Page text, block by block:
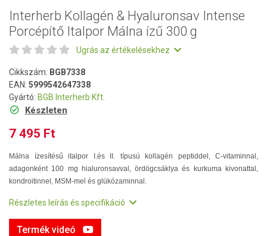
Interherb Kollagén & Hyaluronsav Intense
Porcépítő Italpor Málna ízű 300 g
Ugrás az értékelésekhez
Cikkszám: BGB7338
EAN: 5999542647338
Gyártó: BGB Interherb Kft.
Készleten
7 495 Ft
Málna ízesítésű italpor I.és II. típusú kollagén peptiddel, C-vitaminnal,
adagonként 100 mg hialuronsavval, ördögcsáklya és kurkuma kivonattal,
kondroitinnel, MSM-mel és glükózaminnal.
Részletes leírás és specifikáció
Termék videó